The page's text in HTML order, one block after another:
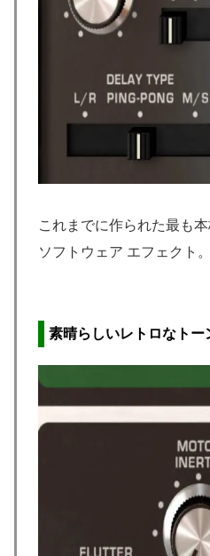
これまでに作られた最も
ソフトウェア エフェクト。
素晴らしいレトロなトー